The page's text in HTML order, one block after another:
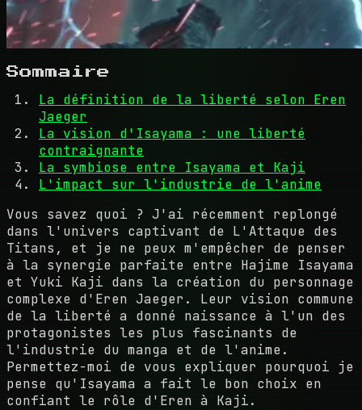
Sommaire
La définition de la liberté selon Eren
Jaeger
La vision d'Isayama : une liberté
contraignante
La symbiose entre Isayama et Kaji
L'impact sur l'industrie de l'anime
Vous savez quoi ? J'ai récemment replongé
dans l'univers captivant de L'Attaque des
Titans, et je ne peux m'empêcher de penser
à la synergie parfaite entre Hajime Isayama
et Yuki Kaji dans la création du personnage
complexe d'Eren Jaeger. Leur vision commune
de la liberté a donné naissance à l'un des
protagonistes les plus fascinants de
l'industrie du manga et de l'anime.
Permettez-moi de vous expliquer pourquoi je
pense qu'Isayama a fait le bon choix en
confiant le rôle d'Eren à Kaji.